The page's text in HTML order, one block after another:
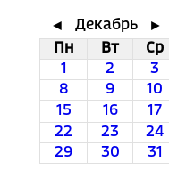
◄ Декабрь ►
Пн
Вт Ср
1
2 3
8
9 10
15
16 17
22
23 24
29
30 31